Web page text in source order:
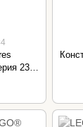
23